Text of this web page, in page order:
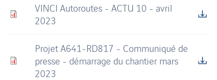
VINCI Autoroutes - ACTU 10 - avril
2023
Projet A641-RD817 - Communiqué de
presse - démarrage du chantier mars
2023